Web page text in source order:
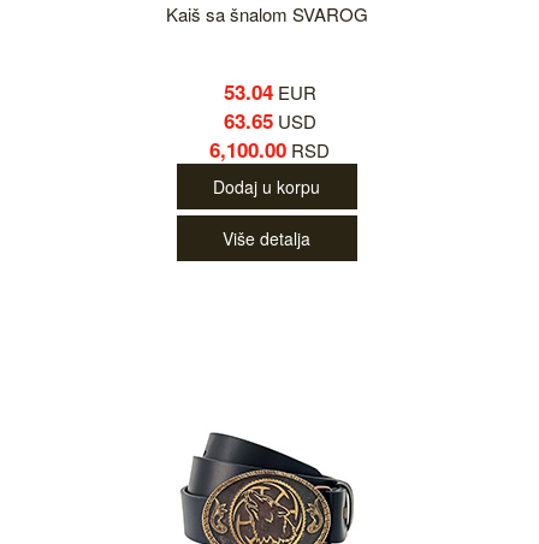
Kaiš sa šnalom SVAROG
53.04EUR
63.65USD
6,100.00 RSD
Dodaj u korpu
Više detalja